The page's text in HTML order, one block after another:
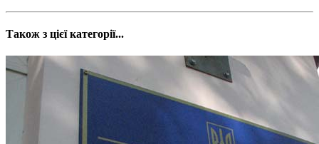
Також з цієї категорії...